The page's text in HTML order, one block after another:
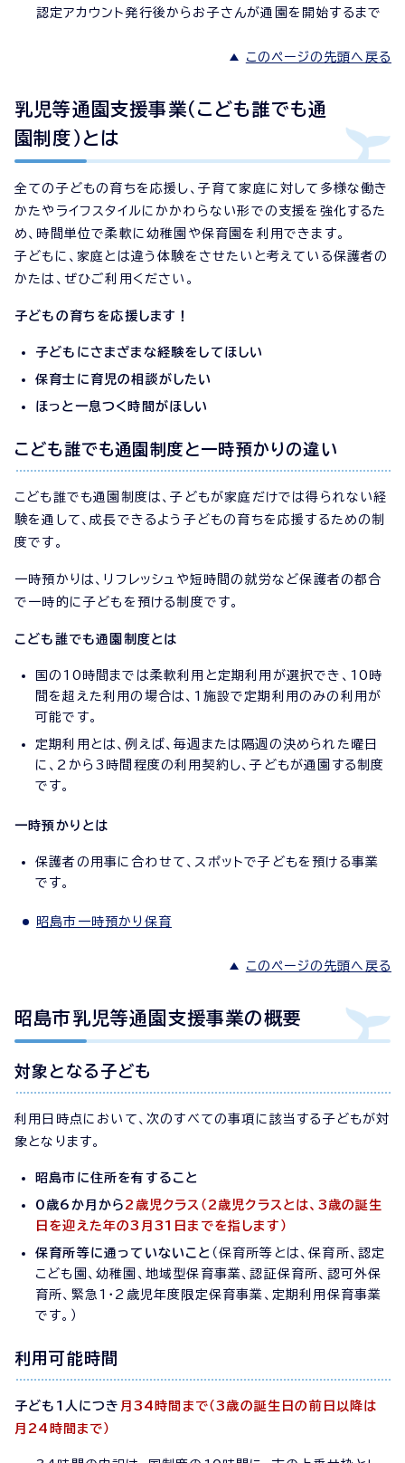
認定アカウント発行後からお子さんが通園を開始するまで
このページの先頭へ戻る
乳児等通園支援事業（こども誰でも通
園制度）とは
全ての子どもの育ちを応援し、子育て家庭に対して多様な働き
かたやライフスタイルにかかわらない形での支援を強化するた
め、時間単位で柔軟に幼稚園や保育園を利用できます。
子どもに、家庭とは違う体験をさせたいと考えている保護者の
かたは、ぜひご利用ください。
子どもの育ちを応援します！
子どもにさまざまな経験をしてほしい
保育士に育児の相談がしたい
ほっと一息つく時間がほしい
こども誰でも通園制度と一時預かりの違い
こども誰でも通園制度は、子どもが家庭だけでは得られない経
験を通して、成長できるよう子どもの育ちを応援するための制
度です。
一時預かりは、リフレッシュや短時間の就労など保護者の都合
で一時的に子どもを預ける制度です。
こども誰でも通園制度とは
国の10時間までは柔軟利用と定期利用が選択でき、10時
間を超えた利用の場合は、1施設で定期利用のみの利用が
可能です。
定期利用とは、例えば、毎週または隔週の決められた曜日
に、2から3時間程度の利用契約し、子どもが通園する制度
です。
一時預かりとは
保護者の用事に合わせて、スポットで子どもを預ける事業
です。
昭島市一時預かり保育
このページの先頭へ戻る
昭島市乳児等通園支援事業の概要
対象となる子ども
利用日時点において、次のすべての事項に該当する子どもが対
象となります。
昭島市に住所を有すること
0歳6か月から 2歳児クラス （2歳児クラスとは、3歳の誕生
日を迎えた年の3月31日までを指します）
保育所等に通っていないこと （保育所等とは、保育所、認定
こども園、幼稚園、地域型保育事業、認証保育所、認可外保
育所、緊急1・2歳児年度限定保育事業、定期利用保育事業
です。）
利用可能時間
子ども1人につき 月34時間まで（3歳の誕生日の前日以降は
月24時間まで）